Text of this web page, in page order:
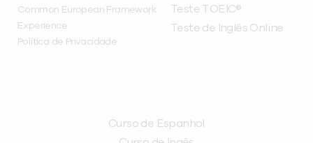
Common European Framework
Experience
Política de Privacidade
Teste TOEIC®
Teste de Inglês Online
Curso de Espanhol